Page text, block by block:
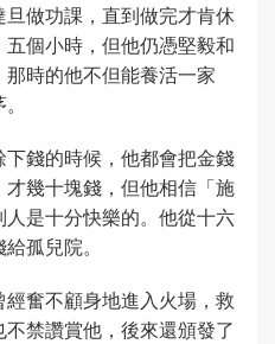
做功課，直到做完才肯休
個小時，但他仍憑堅毅和
時的他不但能養活一家
錢的時候，他都會把金錢
幾十塊錢，但他相信「施
是十分快樂的。他從十六
孤兒院。
奮不顧身地進入火場，救
禁讚賞他，後來還頒發了